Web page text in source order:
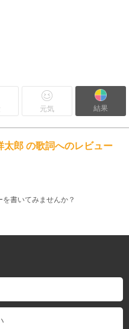
元気 結果
郎 の歌詞へのレビュー
書いてみませんか？